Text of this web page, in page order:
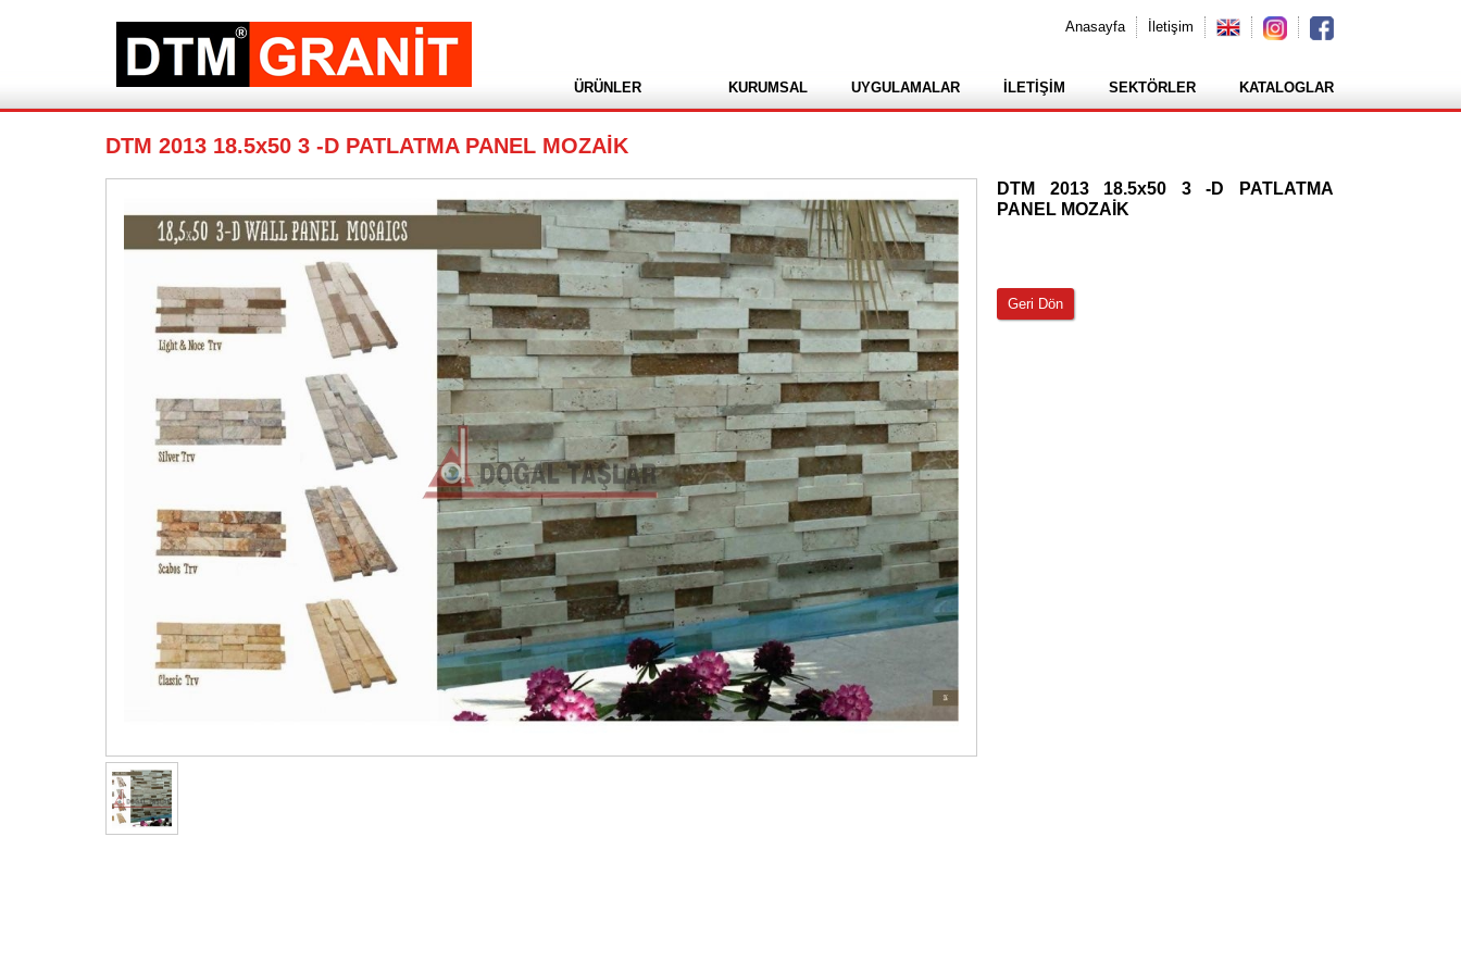
Anasayfa İletişim
ÜRÜNLER KURUMSAL UYGULAMALAR İLETİŞİM SEKTÖRLER KATALOGLAR
DTM 2013 18.5x50 3 -D PATLATMA PANEL MOZAİK
DTM 2013 18.5x50 3 -D PATLATMA
PANEL MOZAİK
Geri Dön